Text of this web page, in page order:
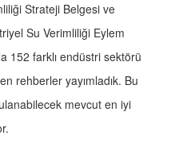
Strateji Belgesi ve
Su Verimliliği Eylem
152 farklı endüstri sektörü
rehberler yayımladık. Bu
mevcut en iyi